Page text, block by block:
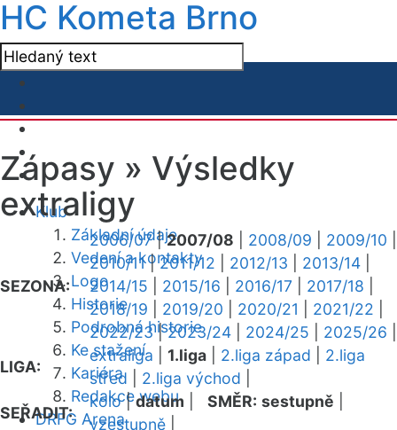
HC Kometa Brno
Klub
Základní údaje
Vedení a kontakty
Logo
Historie
Podrobná historie
Ke stažení
Kariéra
Redakce webu
DRFG Arena
Zápasy » Výsledky
extraligy
SEZONA:
2006/07|2007/08 2008/09 2009/10
2010/11|2011/12 2012/13 2013/14
2014/15
2015/16 2016/17 2017/18
2018/19
2019/20 2020/21 2021/22
2022/23|2023/24 2024/25 2025/26
LIGA:
extraliga 1.liga 2.liga západ
2.liga
střed
2.liga východ
SEŘADIT:
kolo|datum SMĚR: sestupně
vzestupně